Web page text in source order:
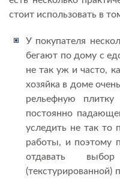
стоит использовать в
У покупателя
бегают по дому с
не так уж и часто,
хозяйка в доме
рельефную
постоянно
уследить не так то
работы, и поэтому
отдавать
(текстурированной)